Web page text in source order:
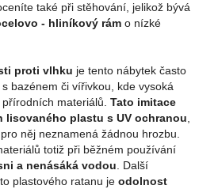
také při stěhování, jelikož bývá
- hliníkový rám o nízké
proti vlhku je tento nábytek často
bazénem či vířivkou, kde vysoká
materiálů. Tato imitace
lisovaného plastu s UV ochranou
něj neznamená žádnou hrozbu.
totiž při běžném používání
a nenásáká vodou . Další
plastového ratanu je odolnost